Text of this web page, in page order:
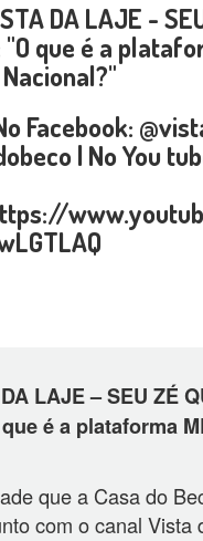
DA LAJE -
"O que é a
Nacional?"
Facebook:
| No You
LAJE – SEU ZÉ
é a plataforma
que a Casa do
com o canalVista